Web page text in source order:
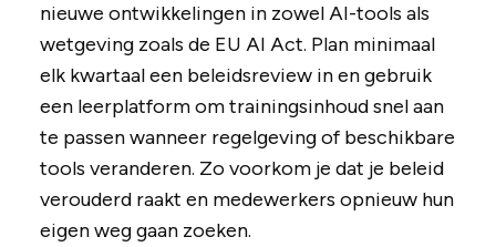
nieuwe ontwikkelingen in zowel AI-tools als
wetgeving zoals de EU AI Act. Plan minimaal
elk kwartaal een beleidsreview in en gebruik
een leerplatform om trainingsinhoud snel aan
te passen wanneer regelgeving of beschikbare
tools veranderen. Zo voorkom je dat je beleid
verouderd raakt en medewerkers opnieuw hun
eigen weg gaan zoeken.